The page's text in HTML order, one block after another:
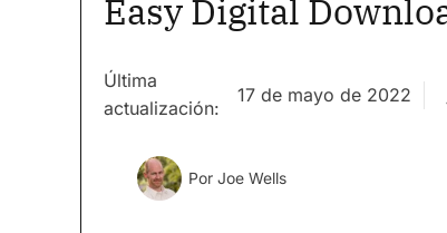
Easy Digital
Última
actualización:
17 de mayo de 2022
Por Joe Wells